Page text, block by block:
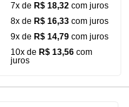
7x de R$ 18,32 com juros
8x de R$ 16,33 com juros
9x de R$ 14,79 com juros
10x de R$ 13,56 com
juros